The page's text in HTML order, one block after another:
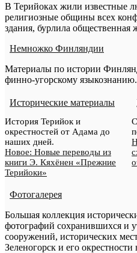
В Терийоках жили известные
религиозные общины всех
здания, бурлила общественная
Немножко Финляндии
Материалы по истории
финно-угорскому языкознанию.
Исторические материалы
История Терийок и
окрестностей от Адама до
наших дней.
Новое: Новые переводы из
книги Э. Кяхёнен «Прежние
Терийоки»
Фотогалерея
Большая коллекция
фотографий сохранившихся и
сооружений, исторических
Зеленогорск и его